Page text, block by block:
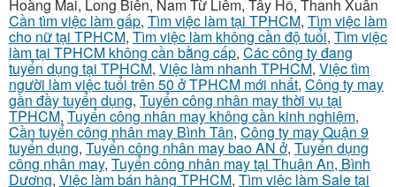
Hoàng Mai, Long Biên, Nam Từ Liêm, Tây Hồ, Thanh Xuân
Cần tìm việc làm gấp, Tìm việc làm tại TPHCM, Tìm việc làm
cho nữ tại TPHCM, Tìm việc làm không cần độ tuổi, Tìm việc
làm tại TPHCM không cần bằng cấp, Các công ty đang
tuyển dụng tại TPHCM, Việc làm nhanh TPHCM, Việc tìm
người làm việc tuổi trên 50 ở TPHCM mới nhất, Công ty may
gần đầy tuyển dụng, Tuyển công nhân may thời vụ tại
TPHCM, Tuyển công nhân may không cần kinh nghiệm,
Cần tuyển công nhân may Bình Tân, Công ty may Quận 9
tuyển dụng, Tuyển công nhân may bao AN ở, Tuyển dụng
công nhân may, Tuyển công nhân may tại Thuận An, Bình
Dương, Việc làm bán hàng TPHCM, Tìm việc làm Sale tại